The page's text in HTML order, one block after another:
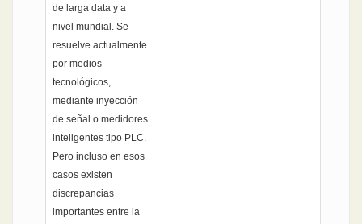
de larga data y a
nivel mundial. Se
resuelve actualmente
por medios
tecnológicos,
mediante inyección
de señal o medidores
inteligentes tipo PLC.
Pero incluso en esos
casos existen
discrepancias
importantes entre la